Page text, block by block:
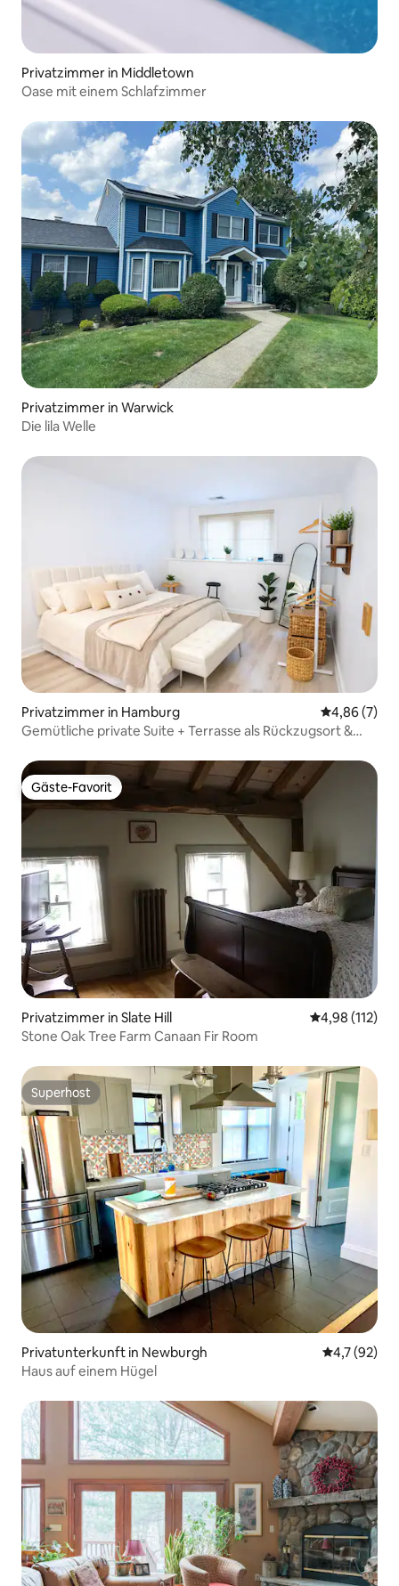
Privatzimmer in Middletown
Oase mit einem Schlafzimmer
Privatzimmer in Warwick
Die lila Welle
Privatzimmer in Hamburg
4,86 (7)
Gemütliche private Suite + Terrasse als Rückzugsort &
Gäste-Favorit
Gäste-Favorit
Privatzimmer in Slate Hill
4,98 (112)
Stone Oak Tree Farm Canaan Fir Room
Superhost
Superhost
Privatunterkunft in Newburgh
4,7 (92)
Haus auf einem Hügel